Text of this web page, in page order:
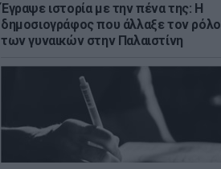
Έγραψε ιστορία με την πένα της: Η
δημοσιογράφος που άλλαξε τον ρόλο
των γυναικών στην Παλαιστίνη